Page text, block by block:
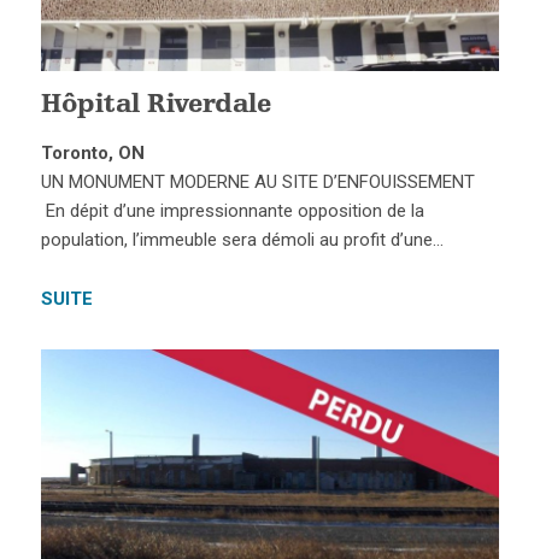
Hôpital Riverdale
Toronto, ON
UN MONUMENT MODERNE AU SITE D’ENFOUISSEMENT
En dépit d’une impressionnante opposition de la
population, l’immeuble sera démoli au profit d’une…
SUITE